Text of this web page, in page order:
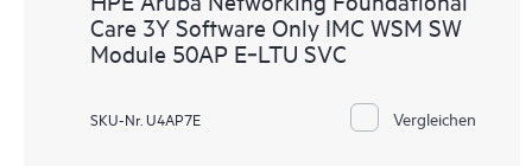
Care 3Y Software Only IMC WSM SW
Module 50AP E‑LTU SVC
SKU-Nr. U4AP7E Vergleichen